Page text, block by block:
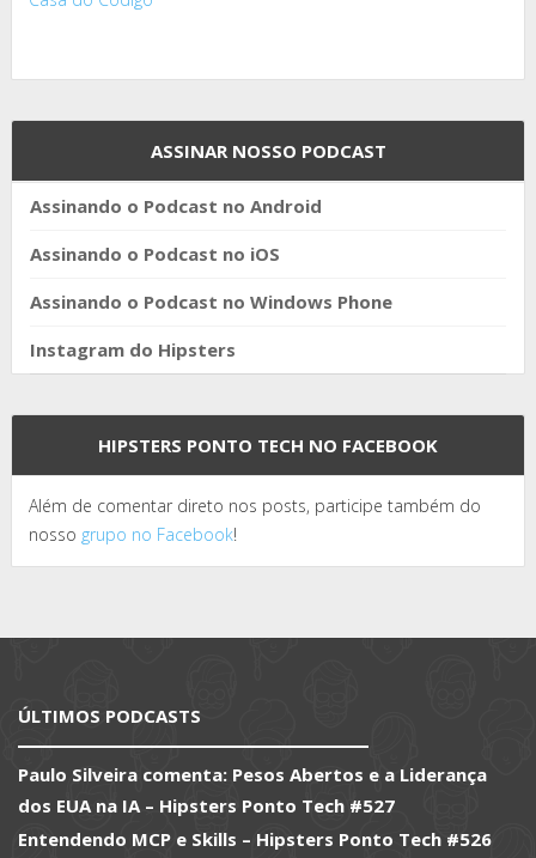
ASSINAR NOSSO PODCAST
Assinando o Podcast no Android
Assinando o Podcast no iOS
Assinando o Podcast no Windows Phone
Instagram do Hipsters
HIPSTERS PONTO TECH NO FACEBOOK
Além de comentar direto nos posts, participe também do
nosso grupo no Facebook!
ÚLTIMOS PODCASTS
Paulo Silveira comenta: Pesos Abertos e a Liderança
dos EUA na IA – Hipsters Ponto Tech #527
Entendendo MCP e Skills – Hipsters Ponto Tech #526